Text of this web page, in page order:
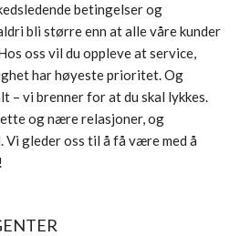
betingelser og
bli større enn at alle våre kunder
oss vil du oppleve at service,
har høyeste prioritet. Og
– vi brenner for at du skal lykkes.
og nære relasjoner, og
gleder oss til å få være med å